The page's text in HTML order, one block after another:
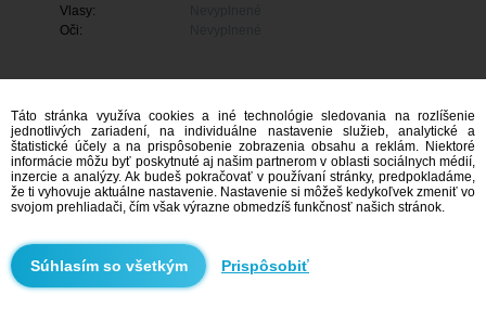
Vlasy:
Oči:
Mám záujem
Táto stránka využíva cookies a iné technológie sledovania na rozlíšenie
jednotlivých zariadení, na individuálne nastavenie služieb, analytické a
štatistické účely a na prispôsobenie zobrazenia obsahu a reklám. Niektoré
informácie môžu byť poskytnuté aj našim partnerom v oblasti sociálnych médií,
inzercie a analýzy. Ak budeš pokračovať v používaní stránky, predpokladáme,
že ti vyhovuje aktuálne nastavenie. Nastavenie si môžeš kedykoľvek zmeniť vo
svojom prehliadači, čím však výrazne obmedzíš funkčnosť našich stránok.
Prispôsobiť